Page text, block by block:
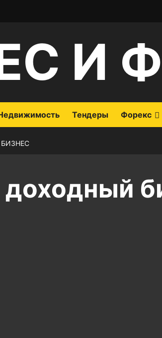
И
Тендеры Форекс